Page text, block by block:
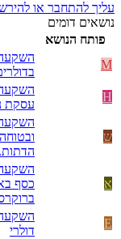
עליך להתחבר או
נושאים דומים
פותח הנושא
M
השקעה
H
השקעה
עסקת
ש
השקעה
א
השקעה
כסף
E
השקעה
דולרי